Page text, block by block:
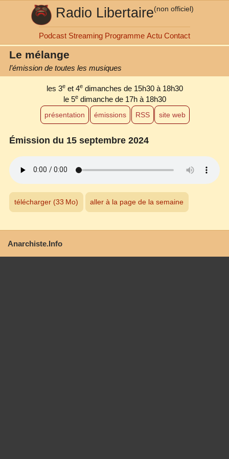
Radio Libertaire(non officiel)
Podcast Streaming Programme Actu Contact
Le mélange
l’émission de toutes les musiques
les 3eet 4edimanches de 15h30 à 18h30
le 5edimanche de 17h à 18h30
présentation émissions RSS site web
Émission du 15 septembre 2024
télécharger (33 Mo) aller à la page de la semaine
Anarchiste.Info